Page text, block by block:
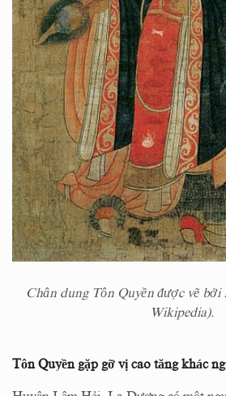
Chân dung Tôn Quyền được vẽ
Wikipedia).
Tôn Quyền gặp gỡ vị cao tăng khác